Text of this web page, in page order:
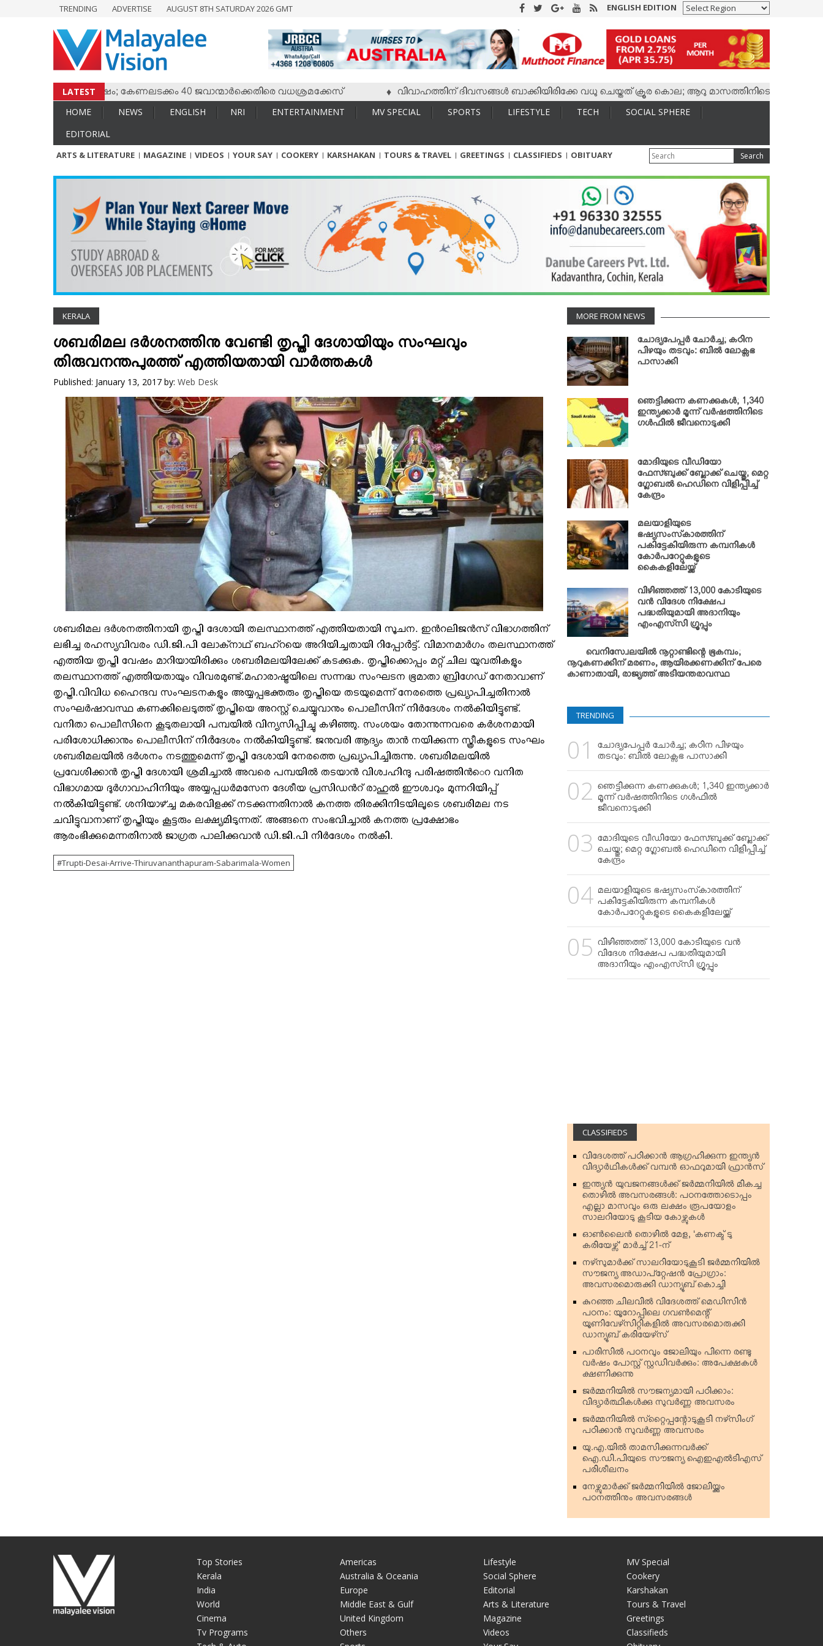
ENTERTAINMENT
TECH & AUTO
ARTS & LITERATURE
TOURS & TRAVEL
TRENDING ADVERTISE AUGUST 8TH SATURDAY 2026 GMT ENGLISH EDITION
LATEST
സംഘര്‍ഷം; കേണലടക്കം 40 ജവാന്മാര്‍ക്കെതിരെ വധശ്രമക്കേസ് വിവാഹത്തിന് ദിവസങ്ങള്‍ ബാക്കിയിരിക്കേ വധു ചെയ്തത് ക്രൂര കൊല; ആറു മാസത്തിനിടെ കാമുകനുമായി
HOME NEWS ENGLISH NRI ENTERTAINMENT MV SPECIAL SPORTS LIFESTYLE TECH
SOCIAL SPHERE
EDITORIAL
ARTS & LITERATURE MAGAZINE VIDEOS YOUR SAY COOKERY KARSHAKAN TOURS & TRAVEL GREETINGS CLASSIFIEDS OBITUARY Search
KERALA
ശബരിമല ദര്‍ശനത്തിനു വേണ്ടി തൃപ്തി ദേശായിയും സംഘവും
തിരുവനന്തപുരത്ത് എത്തിയതായി വാര്‍ത്തകള്‍
Published: January 13, 2017 by: Web Desk
ശബരിമല ദര്‍ശനത്തിനായി തൃപ്തി ദേശായി തലസ്ഥാനത്ത് എത്തിയതായി സൂചന. ഇന്‍റലിജന്‍സ് വിഭാഗത്തിന്
ലഭിച്ച രഹസ്യവിവരം ഡി.ജി.പി ലോക്‌നാഥ് ബഹ്‌റയെ അറിയിച്ചതായി റിപ്പോർട്ട്. വിമാനമാര്‍ഗം തലസ്ഥാനത്ത്
എത്തിയ തൃപ്തി വേഷം മാറിയായിരിക്കും ശബരിമലയിലേക്ക് കടക്കുക. തൃപ്തിക്കൊപ്പം മറ്റ് ചില യുവതികളും
തലസ്ഥാനത്ത് എത്തിയതായും വിവരമുണ്ട്.മഹാരാഷ്ട്രയിലെ സന്നദ്ധ സംഘടന ഭൂമാതാ ബ്രിഗേഡ് നേതാവാണ്
തൃപ്തി.വിവിധ ഹൈന്ദവ സംഘടനകളും അയ്യപ്പഭക്തരും തൃപ്തിയെ തടയുമെന്ന് നേരത്തെ പ്രഖ്യാപിച്ചതിനാല്‍
സംഘര്‍ഷാവസ്ഥ കണക്കിലെടുത്ത് തൃപ്തിയെ അറസ്റ്റ് ചെയ്യുവാനും പൊലീസിന് നിര്‍ദേശം നല്‍കിയിട്ടുണ്ട്.
വനിതാ പൊലീസിനെ കൂടുതലായി പമ്പയില്‍ വിന്യസിപ്പിച്ചു കഴിഞ്ഞു. സംശയം തോന്നുന്നവരെ കര്‍ശനമായി
പരിശോധിക്കാനും പൊലീസിന് നിർദേശം നൽകിയിട്ടുണ്ട്. ജനുവരി ആദ്യം താന്‍ നയിക്കുന്ന സ്ത്രീകളുടെ സംഘം
ശബരിമലയില്‍ ദര്‍ശനം നടത്തുമെന്ന് തൃപ്തി ദേശായി നേരത്തെ പ്രഖ്യാപിച്ചിരുന്നു. ശബരിമലയില്‍
പ്രവേശിക്കാന്‍ തൃപ്തി ദേശായി ശ്രമിച്ചാല്‍ അവരെ പമ്പയില്‍ തടയാന്‍ വിശ്വഹിന്ദു പരിഷത്തിന്‍െറ വനിത
വിഭാഗമായ ദുര്‍ഗാവാഹിനിയും അയ്യപ്പധര്‍മസേന ദേശീയ പ്രസിഡന്‍റ് രാഹുല്‍ ഈശ്വറും മുന്നറിയിപ്പ്
നൽകിയിട്ടുണ്ട്. ശനിയാഴ്ച്ച മകരവിളക്ക് നടക്കുന്നതിനാല്‍ കനത്ത തിരക്കിനിടയിലൂടെ ശബരിമല നട
ചവിട്ടുവാനാണ് തൃപ്തിയും കൂട്ടരും ലക്ഷ്യമിടുന്നത്. അങ്ങനെ സംഭവിച്ചാല്‍ കനത്ത പ്രക്ഷോഭം
ആരംഭിക്കുമെന്നതിനാല്‍ ജാഗ്രത പാലിക്കുവാന്‍ ഡി.ജി.പി നിര്‍ദേശം നല്‍കി.
Trupti-Desai-Arrive-Thiruvananthapuram-Sabarimala-Women
MORE FROM NEWS
ചോദ്യപേപ്പര്‍ ചോര്‍ച്ച; കഠിന
പിഴയും തടവും: ബില്‍ ലോക്സഭ
പാസാക്കി
ഞെട്ടിക്കുന്ന കണക്കുകള്‍; 1,340
ഇന്ത്യക്കാര്‍ മൂന്ന് വര്‍ഷത്തിനിടെ
ഗള്‍ഫില്‍ ജീവനൊടുക്കി
മോദിയുടെ വീഡിയോ
ഫേസ്ബുക്ക് ബ്ലോക്ക് ചെയ്തു; മെറ്റ
ഗ്ലോബല്‍ ഹെഡിനെ വിളിപ്പിച്ച്
കേന്ദ്രം
മലയാളിയുടെ
ഭഷ്യസംസ്‌കാരത്തിന്
പകിട്ടേകിയിരുന്ന കമ്പനികള്‍
കോര്‍പറേറ്റുകളുടെ
കൈകളിലേയ്ക്ക്
വിഴിഞ്ഞത്ത് 13,000 കോടിയുടെ
വന്‍ വിദേശ നിക്ഷേപ
പദ്ധതിയുമായി അദാനിയും
എംഎസ്‌സി ഗ്രൂപ്പും
വെനിസ്വേലയില്‍ നൂറ്റാണ്ടിന്റെ ഭൂകമ്പം;
നൂറുകണക്കിന് മരണം, ആയിരക്കണക്കിന് പേരെ
കാണാതായി, രാജ്യത്ത് അടിയന്തരാവസ്ഥ
TRENDING
ചോദ്യപേപ്പര്‍ ചോര്‍ച്ച; കഠിന പിഴയും
തടവും: ബില്‍ ലോക്സഭ പാസാക്കി
ഞെട്ടിക്കുന്ന കണക്കുകള്‍; 1,340 ഇന്ത്യക്കാര്‍
മൂന്ന് വര്‍ഷത്തിനിടെ ഗള്‍ഫില്‍
ജീവനൊടുക്കി
മോദിയുടെ വീഡിയോ ഫേസ്ബുക്ക് ബ്ലോക്ക്
ചെയ്തു; മെറ്റ ഗ്ലോബല്‍ ഹെഡിനെ വിളിപ്പിച്ച്
കേന്ദ്രം
മലയാളിയുടെ ഭഷ്യസംസ്‌കാരത്തിന്
പകിട്ടേകിയിരുന്ന കമ്പനികള്‍
കോര്‍പറേറ്റുകളുടെ കൈകളിലേയ്ക്ക്
വിഴിഞ്ഞത്ത് 13,000 കോടിയുടെ വന്‍
വിദേശ നിക്ഷേപ പദ്ധതിയുമായി
അദാനിയും എംഎസ്‌സി ഗ്രൂപ്പും
CLASSIFIEDS
വിദേശത്ത് പഠിക്കാന്‍ ആഗ്രഹിക്കുന്ന ഇന്ത്യന്‍
വിദ്യാര്‍ഥികള്‍ക്ക് വമ്പന്‍ ഓഫറുമായി ഫ്രാന്‍സ്
ഇന്ത്യന്‍ യുവജനങ്ങള്‍ക്ക് ജര്‍മ്മനിയില്‍ മികച്ച
തൊഴില്‍ അവസരങ്ങള്‍: പഠനത്തോടൊപ്പം
എല്ലാ മാസവും ഒരു ലക്ഷം രൂപയോളം
സാലറിയോടു കൂടിയ കോഴ്സുകള്‍
ഓണ്‍ലൈന്‍ തൊഴില്‍ മേള, ‘കണക്ട് ടു
കരിയേഴ്സ്’ മാര്‍ച്ച് 21-ന്
നഴ്‌സുമാര്‍ക്ക് സാലറിയോടുകൂടി ജര്‍മ്മനിയില്‍
സൗജന്യ അഡാപ്റ്റേഷന്‍ പ്രോഗ്രാം:
അവസരമൊരുക്കി ഡാന്യൂബ് കൊച്ചി
കുറഞ്ഞ ചിലവില്‍ വിദേശത്ത് മെഡിസിന്‍
പഠനം: യൂറോപ്പിലെ ഗവണ്‍മെന്റ്
യൂണിവേഴ്‌സിറ്റികളില്‍ അവസരമൊരുക്കി
ഡാന്യൂബ് കരിയേഴ്‌സ്
പാരിസില്‍ പഠനവും ജോലിയും പിന്നെ രണ്ടു
വര്‍ഷം പോസ്റ്റ് സ്റ്റഡിവര്‍ക്കും: അപേക്ഷകള്‍
ക്ഷണിക്കുന്നു
ജര്‍മ്മനിയില്‍ സൗജന്യമായി പഠിക്കാം:
വിദ്യാര്‍ത്ഥികള്‍ക്കു സുവര്‍ണ്ണ അവസരം
ജര്‍മ്മനിയില്‍ സ്‌റ്റൈപ്പന്റോടുകൂടി നഴ്‌സിംഗ്
പഠിക്കാന്‍ സുവര്‍ണ്ണ അവസരം
യു.എ.യില്‍ താമസിക്കുന്നവര്‍ക്ക്
ഐ.ഡി.പിയുടെ സൗജന്യ ഐഇഎല്‍ടിഎസ്
പരിശീലനം
നേഴ്സുമാര്‍ക്ക് ജര്‍മ്മനിയില്‍ ജോലിയ്ക്കും
പഠനത്തിനും അവസരങ്ങള്‍
Top Stories
Kerala
India
World
Cinema
Tv Programs
Americas
Australia & Oceania
Europe
Middle East & Gulf
United Kingdom
Others
Lifestyle
Social Sphere
Editorial
Arts & Literature
Magazine
Videos
MV Special
Cookery
Karshakan
Tours & Travel
Greetings
Classifieds